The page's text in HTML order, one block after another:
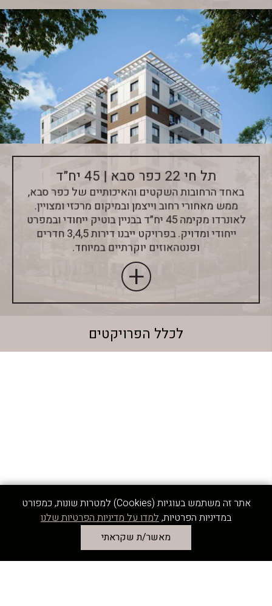
תל חי 22 כפר סבא | 45 יח”ד
באחד הרחובות השקטים והאיכותיים של כפר סבא,
ממש מאחורי רחוב וייצמן ובמיקום מרכזי ומצויין.
לאונרדו מקימה 45 יח״ד בבניין בוטיק ייחודי ובמפרט
ייחודי ומדויק. בפרויקט ייבנו דירות 3,4,5 חדרים
ופנטהאוזים יוקרתיים במיוחד.
לכלל הפרויקטים
אתר זה משתמש בעוגיות (Cookies) למטרות שונות, כמפורט
במדיניות הפרטיות,למדו על מדיניות הפרטיות שלנו
מאשר/ת שקראתי